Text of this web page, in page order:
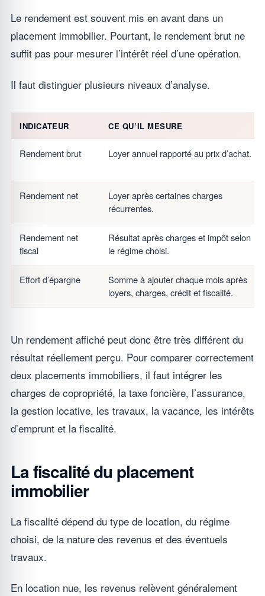
Le rendement est souvent mis en avant dans un
placement immobilier. Pourtant, le rendement brut ne
suffit pas pour mesurer l’intérêt réel d’une opération.
Il faut distinguer plusieurs niveaux d’analyse.
INDICATEUR CE QU’IL MESURE
Rendement brut Loyer annuel rapporté au prix d’achat.
Rendement net
Loyer après certaines charges
récurrentes.
Rendement net
fiscal
Résultat après charges et impôt selon
le régime choisi.
Effort d’épargne
Somme à ajouter chaque mois après
loyers, charges, crédit et fiscalité.
Un rendement affiché peut donc être très différent du
résultat réellement perçu. Pour comparer correctement
deux placements immobiliers, il faut intégrer les
charges de copropriété, la taxe foncière, l’assurance,
la gestion locative, les travaux, la vacance, les intérêts
d’emprunt et la fiscalité.
La fiscalité du placement
immobilier
La fiscalité dépend du type de location, du régime
choisi, de la nature des revenus et des éventuels
travaux.
En location nue, les revenus relèvent généralement